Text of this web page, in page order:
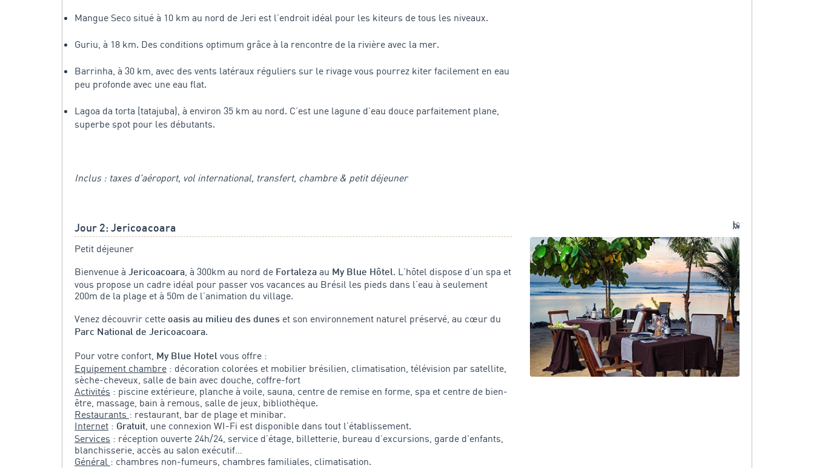
Mangue Seco situé à 10 km au nord de Jeri est l’endroit idéal pour les kiteurs de tous les niveaux.
Guriu, à 18 km. Des conditions optimum grâce à la rencontre de la rivière avec la mer.
Barrinha, à 30 km, avec des vents latéraux réguliers sur le rivage vous pourrez kiter facilement en eau
peu profonde avec une eau flat.
Lagoa da torta (tatajuba), à environ 35 km au nord. C’est une lagune d’eau douce parfaitement plane,
superbe spot pour les débutants.
Inclus : taxes d'aéroport, vol international, transfert, chambre & petit déjeuner
Jour 2: Jericoacoara
Petit déjeuner
Bienvenue à Jericoacoara, à 300km au nord de Fortaleza au My Blue Hôtel. L’hôtel dispose d’un spa et
vous propose un cadre idéal pour passer vos vacances au Brésil les pieds dans l’eau à seulement
200m de la plage et à 50m de l’animation du village.
Venez découvrir cette oasis au milieu des dunes et son environnement naturel préservé, au cœur du
Parc National de Jericoacoara.
Pour votre confort, My Blue Hotel vous offre :
Equipement chambre : décoration colorées et mobilier brésilien, climatisation, télévision par satellite,
sèche-cheveux, salle de bain avec douche, coffre-fort
Activités : piscine extérieure, planche à voile, sauna, centre de remise en forme, spa et centre de bien-
être, massage, bain à remous, salle de jeux, bibliothèque.
Restaurants : restaurant, bar de plage et minibar.
Internet : Gratuit, une connexion WI-Fi est disponible dans tout l’établissement.
Services : réception ouverte 24h/24, service d’étage, billetterie, bureau d’excursions, garde d'enfants,
blanchisserie, accès au salon exécutif…
Général : chambres non-fumeurs, chambres familiales, climatisation.